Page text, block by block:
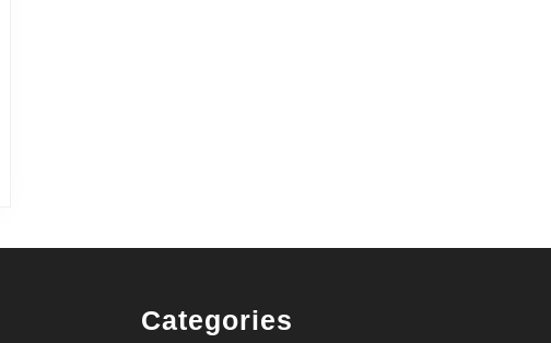
Categories